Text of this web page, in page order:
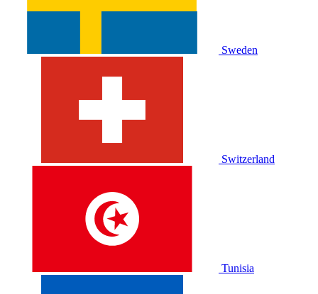
Sweden
Switzerland
Tunisia